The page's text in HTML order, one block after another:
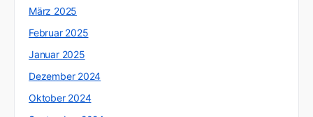
März 2025
Februar 2025
Januar 2025
Dezember 2024
Oktober 2024